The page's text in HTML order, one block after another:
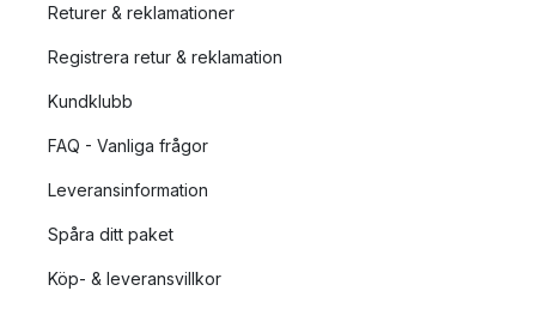
Returer & reklamationer
Registrera retur & reklamation
Kundklubb
FAQ - Vanliga frågor
Leveransinformation
Spåra ditt paket
Köp- & leveransvillkor